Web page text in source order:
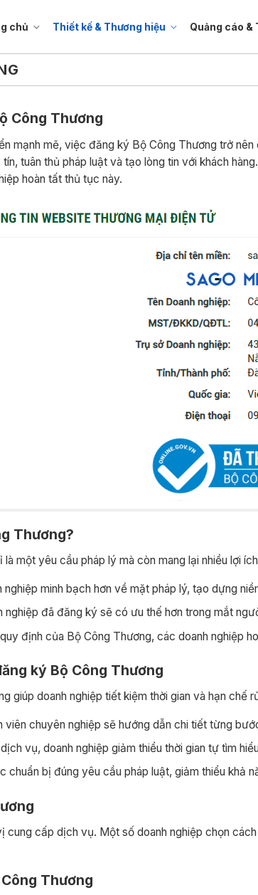
chủ Thiết kế & Thương hiệu Quảng cáo &
Công Thương
mạnh mẽ, việc đăng ký Bộ Công Thương trở
tuân thủ pháp luật và tạo lòng tin với khách
hoàn tất thủ tục này.
Thương?
một yêu cầu pháp lý mà còn mang lại nhiều lợi
minh bạch hơn về mặt pháp lý, tạo dựng
nghiệp đã đăng ký sẽ có ưu thế hơn trong mắt
định của Bộ Công Thương, các doanh nghiệp
ký Bộ Công Thương
giúp doanh nghiệp tiết kiệm thời gian và hạn chế
chuyên nghiệp sẽ hướng dẫn chi tiết từng
vụ, doanh nghiệp giảm thiểu thời gian tự tìm
chuẩn bị đúng yêu cầu pháp luật, giảm thiểu khả
cung cấp dịch vụ. Một số doanh nghiệp chọn
Thương